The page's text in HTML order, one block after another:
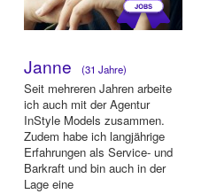
Janne (31 Jahre)
Seit mehreren Jahren arbeite
ich auch mit der Agentur
InStyle Models zusammen.
Zudem habe ich langjährige
Erfahrungen als Service- und
Barkraft und bin auch in der
Lage eine